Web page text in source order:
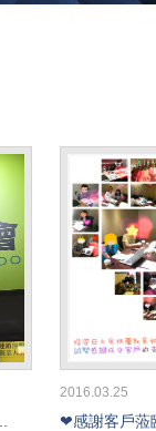
2016.03.25
❤感謝客戶蒞